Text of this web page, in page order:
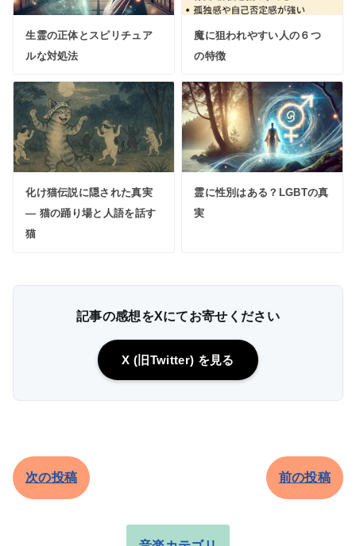
生霊の正体とスピリチュア
ルな対処法
魔に狙われやすい人の６つ
の特徴
化け猫伝説に隠された真実
― 猫の踊り場と人語を話す
猫
霊に性別はある？LGBTの真
実
記事の感想をXにてお寄せください
X (旧Twitter) を見る
次の投稿 前の投稿